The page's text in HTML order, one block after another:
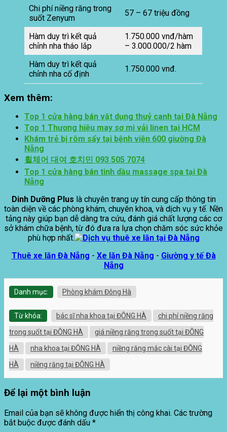
Chi phí niềng răng trong
suốt Zenyum
57 – 67 triệu đồng
Hàm duy trì kết quả
chỉnh nha tháo lắp
1.750.000 vnđ/hàm
– 3.000.000/2 hàm
Hàm duy trì kết quả
chỉnh nha cố định
1.750.000 vnđ.
Xem thêm:
Top 1 cửa hàng bán vật dụng thuỷ canh tại Đà Nẵng
Top 1 Thương hiệu may sơ mi vải linen tại HCM
Khám trẻ bị rôm sẩy tại bệnh viện 600 giường Đà
Nẵng
휠체어 대여 호치민 093 505 7074
Top 1 cửa hàng bán tinh dầu massage spa tại Đà
Nẵng
Dinh Dưỡng Plus là chuyên trang uy tín cung cấp thông tin
toàn diện về các phòng khám, chuyên khoa, và dịch vụ y tế. Nền
tảng này giúp bạn dễ dàng tra cứu, đánh giá chất lượng các cơ
sở khám chữa bệnh, từ đó đưa ra lựa chọn chăm sóc sức khỏe
phù hợp nhất.
Thuê xe lăn Đà Nẵng - Xe lăn Đà Nẵng - Giường y tế Đà
Nẵng
Danh mục: Phòng khám Đông Hà
Từ khóa: bác sĩ nha khoa tại ĐÔNG HÀ
chi phí niềng răng
trong suốt tại ĐÔNG HÀ
giá niềng răng trong suốt tại ĐÔNG
HÀ
nha khoa tại ĐÔNG HÀ
niềng răng mắc cài tại ĐÔNG
HÀ
niềng răng tại ĐÔNG HÀ
Để lại một bình luận
Email của bạn sẽ không được hiển thị công khai. Các trường
bắt buộc được đánh dấu *